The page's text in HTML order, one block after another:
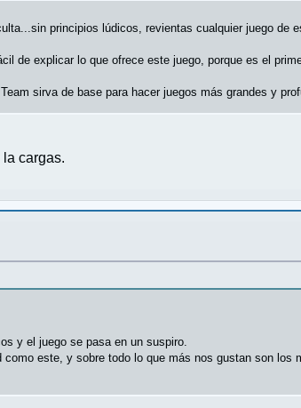
principios lúdicos, revientas cualquier juego de
de explicar lo que ofrece este juego, porque es el
sirva de base para hacer juegos más grandes y
cargas.
y el juego se pasa en un suspiro.
este, y sobre todo lo que más nos gustan son los